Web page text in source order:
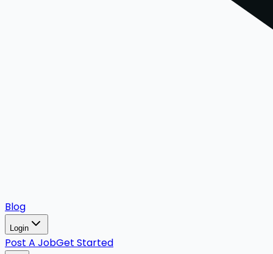
Blog
Login
Post A JobGet Started